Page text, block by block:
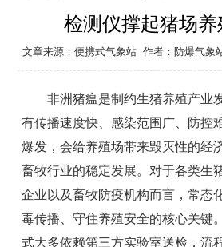
检测仪撑起猪场
文章来源： 便携式气象站 作者： 防爆气象
非洲猪瘟是制约生猪养殖产业
有传播速度快、感染范围广、防控
爆发，会给养殖场带来毁灭性的经
畜牧行业的稳定发展。对于各类生
企业以及畜牧防疫机构而言，常态
毒传播、守住养殖安全的核心关键
式大多依赖第三方实验室送检，流